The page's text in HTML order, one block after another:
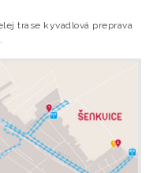
trase kyvadlová preprava